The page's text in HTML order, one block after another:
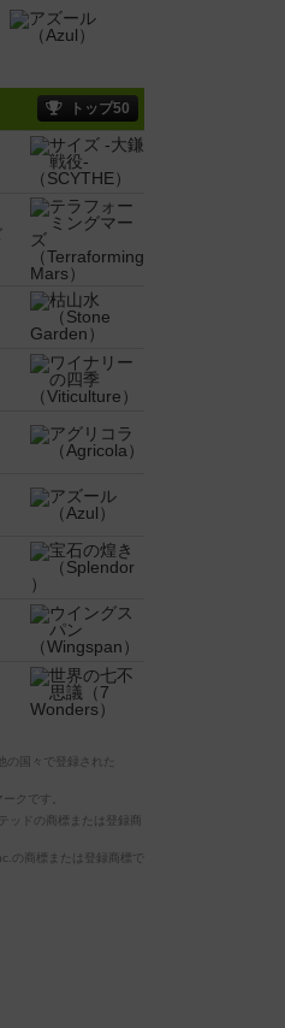
トップ50
国々で登録された
クです。
ッドの商標または登録商
の商標または登録商標で